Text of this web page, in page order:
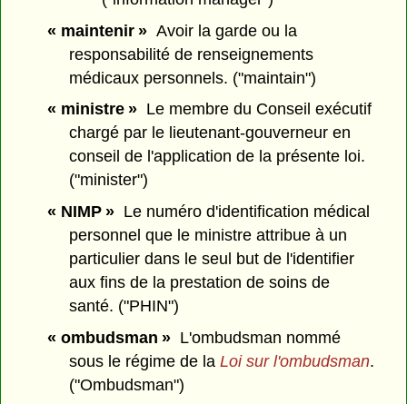
« maintenir »Avoir la garde ou la
responsabilité de renseignements
médicaux personnels. ("maintain")
« ministre »Le membre du Conseil exécutif
chargé par le lieutenant-gouverneur en
conseil de l'application de la présente loi.
("minister")
« NIMP »Le numéro d'identification médical
personnel que le ministre attribue à un
particulier dans le seul but de l'identifier
aux fins de la prestation de soins de
santé. ("PHIN")
« ombudsman »L'ombudsman nommé
sous le régime de laLoi sur l'ombudsman.
("Ombudsman")